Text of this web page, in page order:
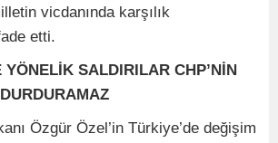
vicdanında karşılık
etti.
YÖNELİK SALDIRILAR CHP’NİN
Özgür Özel’in Türkiye’de değişim